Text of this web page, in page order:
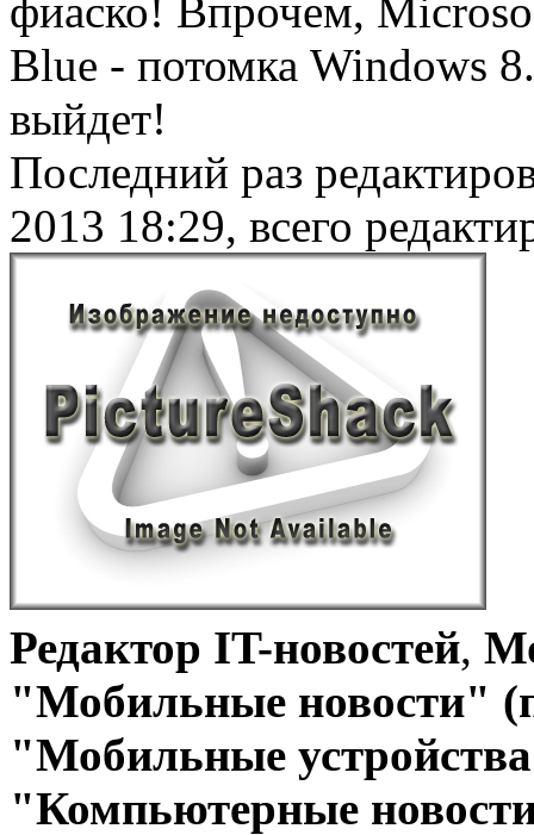
фиаско! Впрочем,
Blue - потомка Windows
выйдет!
Последний раз
2013 18:29, всего
Редактор IT-новостей,
"Мобильные новости"
"Мобильные
"Компьютерные